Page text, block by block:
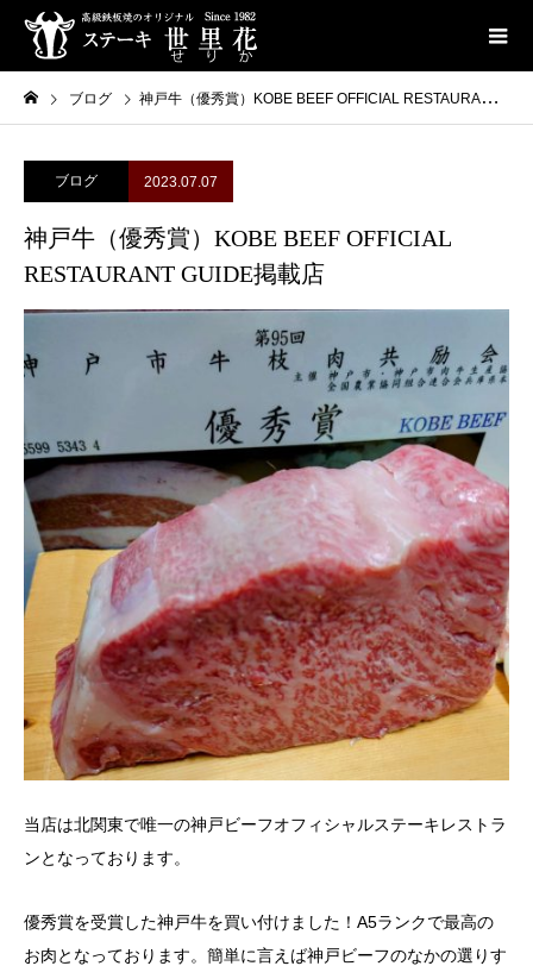
ブログ 神戸牛（優秀賞）KOBE BEEF OFFICIAL RESTAURANT GUIDE掲載店
ブログ 2023.07.07
神戸牛（優秀賞）KOBE BEEF OFFICIAL
RESTAURANT GUIDE掲載店
当店は北関東で唯一の神戸ビーフオフィシャルステーキレストラ
ンとなっております。
優秀賞を受賞した神戸牛を買い付けました！A5ランクで最高の
お肉となっております。簡単に言えば神戸ビーフのなかの選りす